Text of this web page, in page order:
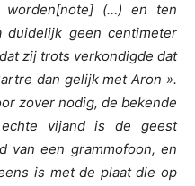
worden[note] (…) en ten
duidelijk geen centimeter
zij trots verkondigde dat
dan gelijk met Aron ».
zover nodig, de bekende
vijand is de geest
van een grammofoon, en
is met de plaat die op